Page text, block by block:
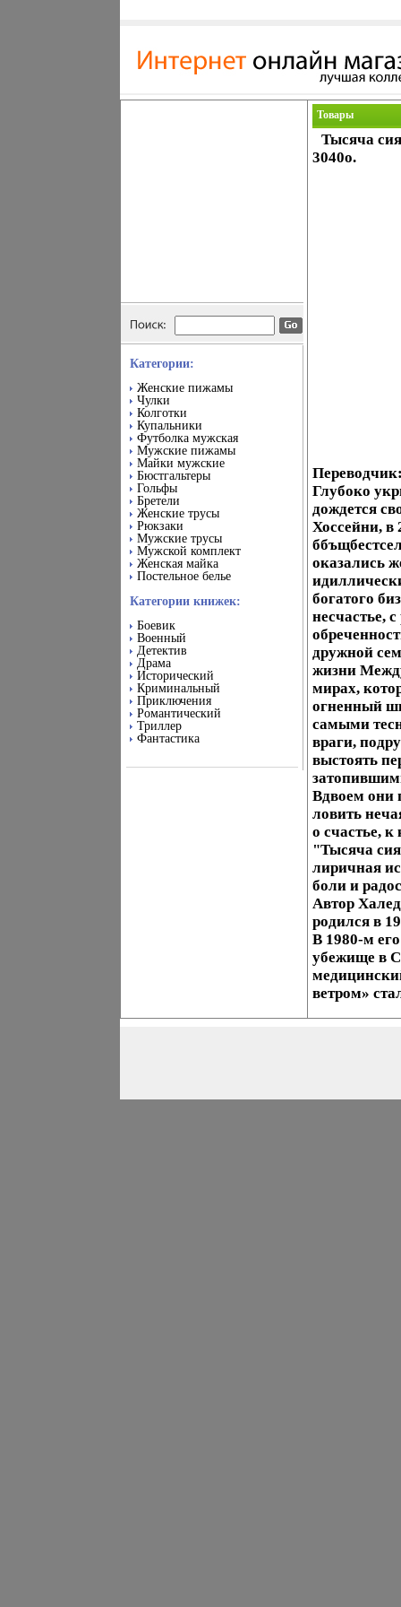
Категории:
Женские пижамы
Чулки
Колготки
Купальники
Футболка мужская
Мужские пижамы
Майки мужские
Бюстгальтеры
Гольфы
Бретели
Женские трусы
Рюкзаки
Мужские трусы
Мужской комплект
Женская майка
Постельное белье
Категории книжек:
Боевик
Военный
Детектив
Драма
Исторический
Криминальный
Приключения
Романтический
Триллер
Фантастика
Товары
Тысяча
3040o.
Глубоко
дождется
Хоссейни,
оказались
богатого
несчастье,
дружной
жизни
мирах,
огненный
самыми
враги,
выстоять
Вдвоем они
ловить
о счастье,
"Тысяча
лиричная
боли и
Автор
родился в
В 1980-м
убежище в
ветром»